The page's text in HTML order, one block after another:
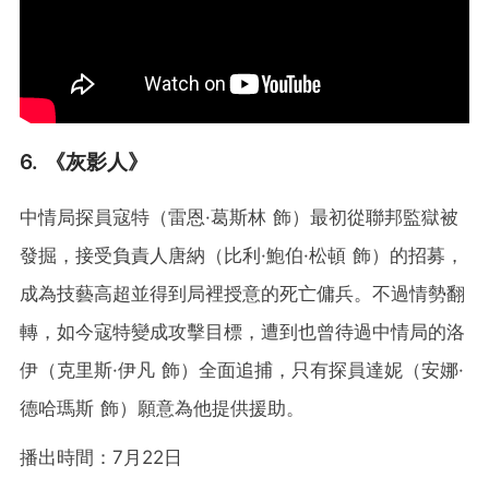
6. 《灰影人》
中情局探員寇特（雷恩·葛斯林 飾）最初從聯邦監獄被
發掘，接受負責人唐納（比利·鮑伯·松頓 飾）的招募，
成為技藝高超並得到局裡授意的死亡傭兵。不過情勢翻
轉，如今寇特變成攻擊目標，遭到也曾待過中情局的洛
伊（克里斯·伊凡 飾）全面追捕，只有探員達妮（安娜·
德哈瑪斯 飾）願意為他提供援助。
播出時間：7月22日